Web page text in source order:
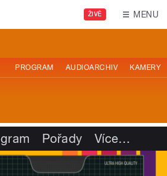
ŽIVĚ MENU
PROGRAM AUDIOARCHIV KAMERY
Pořady Více…